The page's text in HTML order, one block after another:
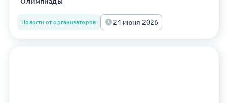
Новости от организаторов 24 июня 2026